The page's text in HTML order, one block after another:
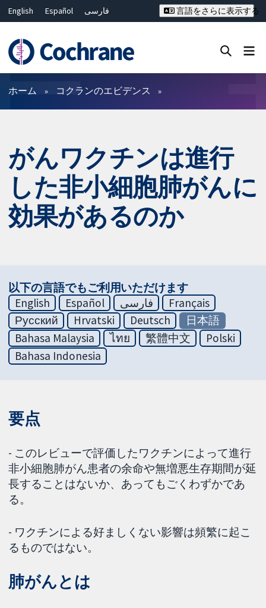
English Español
فارسی
Deutsch
Bahasa Malaysia
ไทย
繁體中文
简体中文
言語をさらに表示する
フィルター
ホーム コクランのエビデンス
がんワクチンは進行
した非小細胞肺がんに
効果があるのか
以下の言語でもご利用いただけます
English
Español فارسی
Français
Русский
Hrvatski Deutsch
日本語
Bahasa Malaysia
ไทย 繁體中文
Polski
Bahasa Indonesia
要点
- このレビューで評価したワクチンによって進行
非小細胞肺がん患者の余命や無増悪生存期間が延
長することはないか、あってもごくわずかであ
る。
- ワクチンによる好ましくない影響は頻繁に起こ
るものではない。
肺がんとは